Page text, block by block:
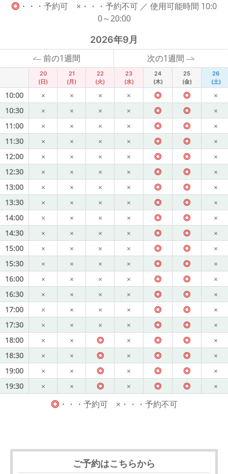
◎ ・・・予約可 ×・・・予約不可 ／ 使用可能時間 10:0
0～20:00
2026年9月
前の1週間 次の1週間
20
(日)
21
(月)
22
(火)
23
(水)
24
(木)
25
(金)
26
(土)
10:00 × × × × ◎ ◎
×
10:30
× × × × ◎ ◎
×
11:00
× × × × ◎ ◎
×
11:30
× × × × ◎ ◎
×
12:00
× × × × ◎ ◎
×
12:30
× × × × ◎ ◎
×
13:00
× × × × ◎ ◎
×
13:30
× × × × ◎ ◎
×
14:00
× × × × ◎ ◎
×
14:30
× × × × ◎ ◎
×
15:00
× × × × ◎ ◎
×
15:30
× × × × ◎ ◎
×
16:00
× × × × ◎ ◎
×
16:30
× × × × ◎ ◎
×
17:00
× × × × ◎ ◎
×
17:30
× × × × ◎ ◎
×
18:00
× × ◎ × ◎ ◎
×
18:30
× × ◎ × ◎ ◎
×
19:00
× × ◎ × ◎ ◎
×
19:30
× × ◎ × ◎ ◎ ×
◎・・・予約可 ×・・・予約不可
ご予約はこちらから